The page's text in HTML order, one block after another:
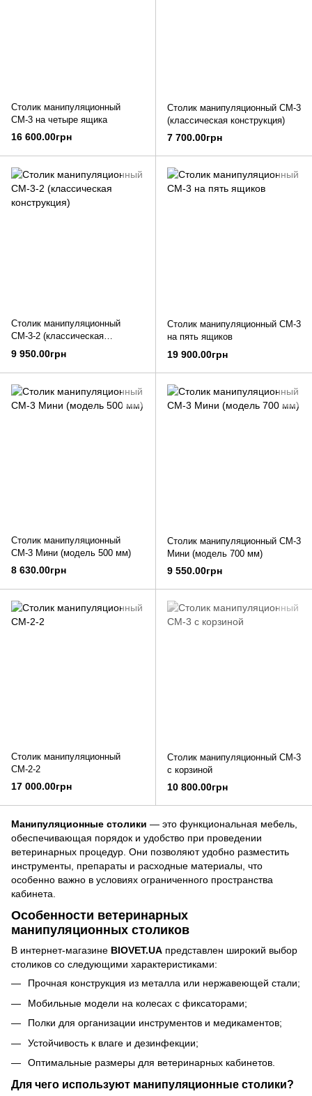
Столик манипуляционный
СМ-3 на четыре ящика
16 600.00грн
Столик манипуляционный СМ-3
(классическая конструкция)
7 700.00грн
Столик манипуляционный
СМ-3-2 (классическая
конструкция)
9 950.00грн
Столик манипуляционный СМ-3
на пять ящиков
19 900.00грн
Столик манипуляционный
СМ-3 Мини (модель 500 мм)
8 630.00грн
Столик манипуляционный СМ-3
Мини (модель 700 мм)
9 550.00грн
Столик манипуляционный
СМ-2-2
17 000.00грн
Столик манипуляционный СМ-3
с корзиной
10 800.00грн
Манипуляционные столики — это функциональная мебель,
обеспечивающая порядок и удобство при проведении
ветеринарных процедур. Они позволяют удобно разместить
инструменты, препараты и расходные материалы, что
особенно важно в условиях ограниченного пространства
кабинета.
Особенности ветеринарных
манипуляционных столиков
В интернет-магазине BIOVET.UA представлен широкий выбор
столиков со следующими характеристиками:
Прочная конструкция из металла или нержавеющей стали;
Мобильные модели на колесах с фиксаторами;
Полки для организации инструментов и медикаментов;
Устойчивость к влаге и дезинфекции;
Оптимальные размеры для ветеринарных кабинетов.
Для чего используют манипуляционные столики?